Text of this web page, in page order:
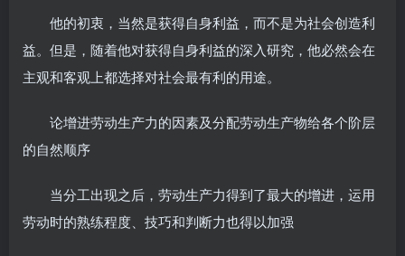
他的初衷，当然是获得自身利益，而不是为社会创造利
益。但是，随着他对获得自身利益的深入研究，他必然会在
主观和客观上都选择对社会最有利的用途。
论增进劳动生产力的因素及分配劳动生产物给各个阶层
的自然顺序
当分工出现之后，劳动生产力得到了最大的增进，运用
劳动时的熟练程度、技巧和判断力也得以加强